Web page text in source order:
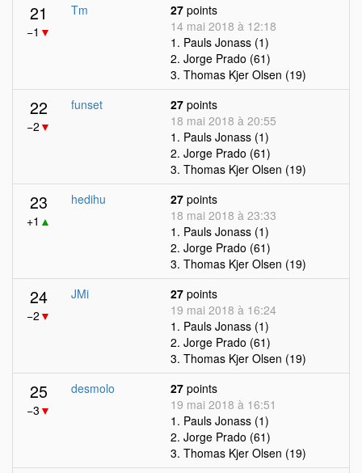
21
−1 ▼
Tm 27 points
14 mai 2018 à 12:18
1. Pauls Jonass (1)
2. Jorge Prado (61)
3. Thomas Kjer Olsen (19)
22
−2 ▼
funset 27 points
18 mai 2018 à 20:55
1. Pauls Jonass (1)
2. Jorge Prado (61)
3. Thomas Kjer Olsen (19)
23
+1 ▲
hedihu 27 points
18 mai 2018 à 23:33
1. Pauls Jonass (1)
2. Jorge Prado (61)
3. Thomas Kjer Olsen (19)
24
−2 ▼
JMi 27 points
19 mai 2018 à 16:24
1. Pauls Jonass (1)
2. Jorge Prado (61)
3. Thomas Kjer Olsen (19)
25
−3 ▼
desmolo 27 points
19 mai 2018 à 16:51
1. Pauls Jonass (1)
2. Jorge Prado (61)
3. Thomas Kjer Olsen (19)